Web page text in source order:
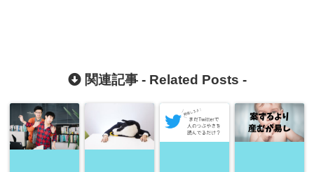
関連記事 - Related Posts -